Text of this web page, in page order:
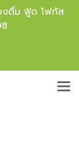
งดื่ม ฟู้ด โฟกัส